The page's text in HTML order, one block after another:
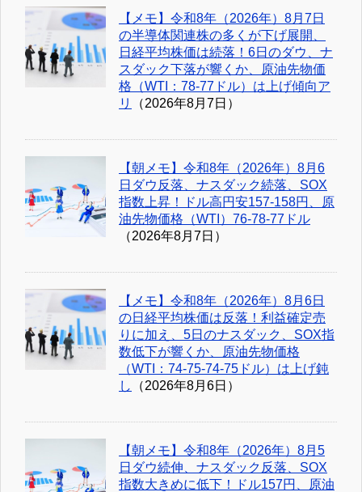
【メモ】令和8年（2026年）8月7日
の半導体関連株の多くが下げ展開、
日経平均株価は続落！6日のダウ、ナ
スダック下落が響くか、原油先物価
格（WTI：78-77ドル）は上げ傾向ア
リ
（2026年8月7日）
【朝メモ】令和8年（2026年）8月6
日ダウ反落、ナスダック続落、SOX
指数上昇！ドル高円安157-158円、原
油先物価格（WTI）76-78-77ドル
（2026年8月7日）
【メモ】令和8年（2026年）8月6日
の日経平均株価は反落！利益確定売
りに加え、5日のナスダック、SOX指
数低下が響くか、原油先物価格
（WTI：74-75-74-75ドル）は上げ鈍
し
（2026年8月6日）
【朝メモ】令和8年（2026年）8月5
日ダウ続伸、ナスダック反落、SOX
指数大きめに低下！ドル157円、原油